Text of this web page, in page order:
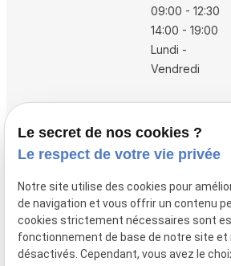
09:00 - 12:30
14:00 - 19:00
Lundi -
Vendredi
Vos avocats
Boutique
Domaines de compétences
Actualités
Le secret de nos cookies ?
Le respect de votre vie privée
Notre site utilise des cookies pour
de navigation et vous offrir un contenu
cookies strictement nécessaires sont
fonctionnement de base de notre site et
désactivés. Cependant, vous avez le